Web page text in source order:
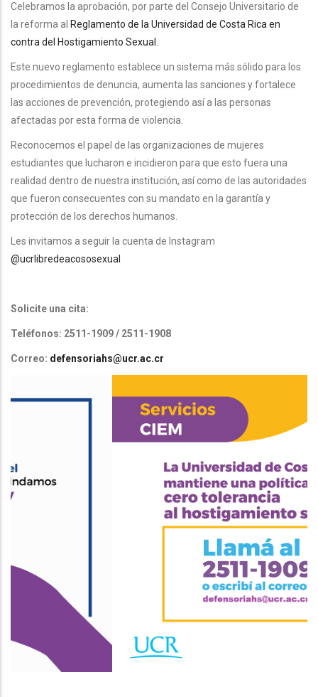
Celebramos la aprobación, por parte del Consejo Universitario de
la reforma al Reglamento de la Universidad de Costa Rica en
contra del Hostigamiento Sexual.
Este nuevo reglamento establece un sistema más sólido para los
procedimientos de denuncia, aumenta las sanciones y fortalece
las acciones de prevención, protegiendo así a las personas
afectadas por esta forma de violencia.
Reconocemos el papel de las organizaciones de mujeres
estudiantes que lucharon e incidieron para que esto fuera una
realidad dentro de nuestra institución, así como de las autoridades
que fueron consecuentes con su mandato en la garantía y
protección de los derechos humanos.
Les invitamos a seguir la cuenta de Instagram
@ucrlibredeacososexual
Solicite una cita:
Teléfonos: 2511-1909 / 2511-1908
Correo: defensoriahs@ucr.ac.cr